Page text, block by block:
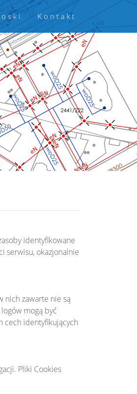
Kontakt
identyfikowane
serwisu, okazjonalnie
nich zawarte nie są
mogą być
cech identyfikujących
Pliki Cookies